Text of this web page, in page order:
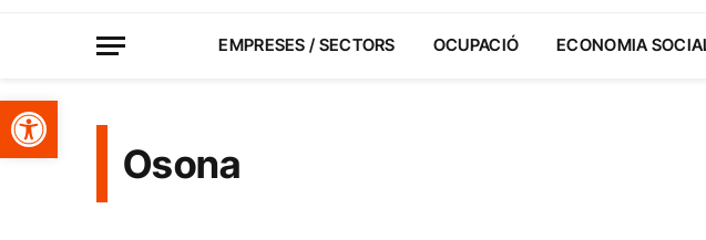
Obre la barra d'eines
EMPRESES / SECTORS OCUPACIÓ ECONOMIA
Osona